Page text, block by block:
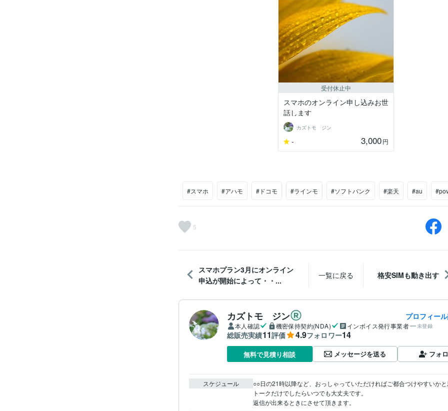
受付休止中
スマホのオンライン申し込みお世
話します
カズトモ ジン
- 3,000円
#スマホ #アハモ #ドコモ #ラインモ #ソフトバンク #楽天 #au
5
スマホプラン3月にオンライン
申込が開始によって・・...
一覧に戻る 格安SIMも動き出す
カズトモ ジン プロフィー
本人確認 機密保持契約(NDA) インボイス発行事業者 未登録
総販売実績11評価 4.9フォロワー14
無料で見積り相談 メッセージを送る フォ
スケジュール
○○日の21時以降など、おっしゃっていただければご都合つけやすいかと
トークだけでしたらいつでも大丈夫です。
返信が出来るときにさせて頂きます。